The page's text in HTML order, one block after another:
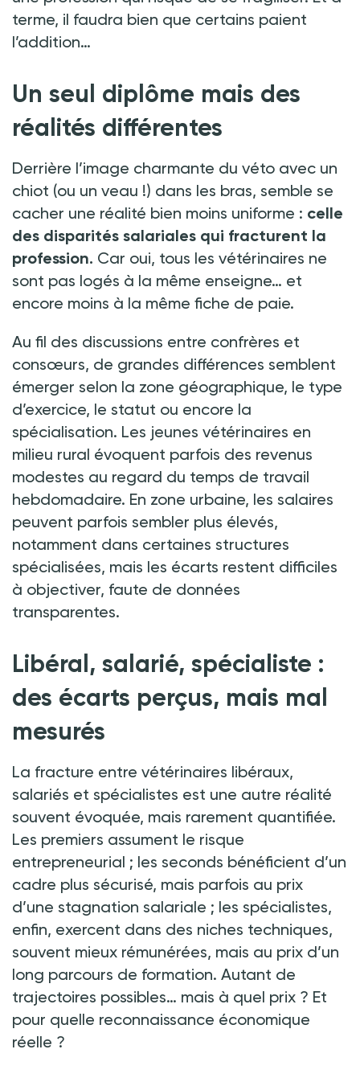
terme, il faudra bien que certains paient
l’addition…
Un seul diplôme mais des
réalités différentes
Derrière l’image charmante du véto avec un
chiot (ou un veau !) dans les bras, semble se
cacher une réalité bien moins uniforme : celle
des disparités salariales qui fracturent la
profession. Car oui, tous les vétérinaires ne
sont pas logés à la même enseigne… et
encore moins à la même fiche de paie.
Au fil des discussions entre confrères et
consœurs, de grandes différences semblent
émerger selon la zone géographique, le type
d’exercice, le statut ou encore la
spécialisation. Les jeunes vétérinaires en
milieu rural évoquent parfois des revenus
modestes au regard du temps de travail
hebdomadaire. En zone urbaine, les salaires
peuvent parfois sembler plus élevés,
notamment dans certaines structures
spécialisées, mais les écarts restent difficiles
à objectiver, faute de données
transparentes.
Libéral, salarié, spécialiste :
des écarts perçus, mais mal
mesurés
La fracture entre vétérinaires libéraux,
salariés et spécialistes est une autre réalité
souvent évoquée, mais rarement quantifiée.
Les premiers assument le risque
entrepreneurial ; les seconds bénéficient d’un
cadre plus sécurisé, mais parfois au prix
d’une stagnation salariale ; les spécialistes,
enfin, exercent dans des niches techniques,
souvent mieux rémunérées, mais au prix d’un
long parcours de formation. Autant de
trajectoires possibles… mais à quel prix ? Et
pour quelle reconnaissance économique
réelle ?